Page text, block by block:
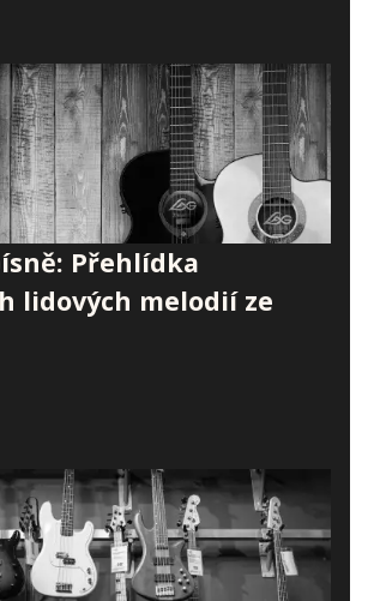
Přehlídka
lidových melodií ze